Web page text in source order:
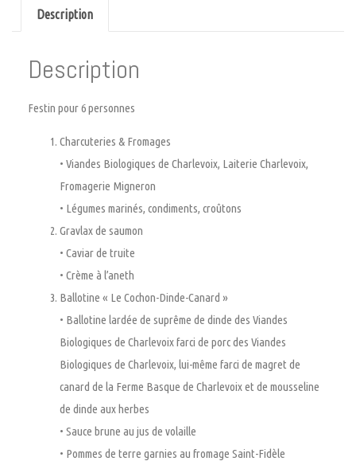
Description
Description
Festin pour 6 personnes
Charcuteries & Fromages
• Viandes Biologiques de Charlevoix, Laiterie Charlevoix,
Fromagerie Migneron
• Légumes marinés, condiments, croûtons
Gravlax de saumon
• Caviar de truite
• Crème à l’aneth
Ballotine « Le Cochon-Dinde-Canard »
• Ballotine lardée de suprême de dinde des Viandes
Biologiques de Charlevoix farci de porc des Viandes
Biologiques de Charlevoix, lui-même farci de magret de
canard de la Ferme Basque de Charlevoix et de mousseline
de dinde aux herbes
• Sauce brune au jus de volaille
• Pommes de terre garnies au fromage Saint-Fidèle